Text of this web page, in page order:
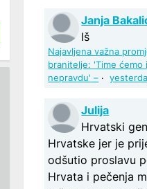
Janja
Iš
Najavljena važna
branitelje: 'Time ćemo
nepravdu' – ·
Julija
Hrvatski
Hrvatske jer je
odšutio proslavu
Hrvata i pečenja